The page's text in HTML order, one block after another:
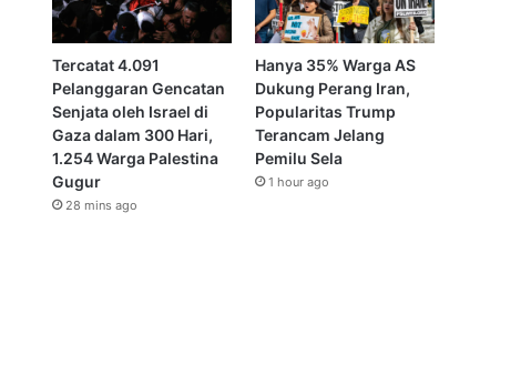
Tercatat 4.091
Pelanggaran Gencatan
Senjata oleh Israel di
Gaza dalam 300 Hari,
1.254 Warga Palestina
Gugur
28 mins ago
Hanya 35% Warga AS
Dukung Perang Iran,
Popularitas Trump
Terancam Jelang
Pemilu Sela
1 hour ago